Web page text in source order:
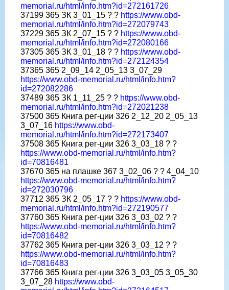
memorial.ru/html/info.htm?id=272161726
37199 365 ЗК 3_01_15 ? ? https://www.obd-
memorial.ru/html/info.htm?id=272079743
37229 365 ЗК 2_07_15 ? ? https://www.obd-
memorial.ru/html/info.htm?id=272080166
37305 365 ЗК 3_01_18 ? ? https://www.obd-
memorial.ru/html/info.htm?id=272124354
37365 365 2_09_14 2_05_13 3_07_29
https://www.obd-memorial.ru/html/info.htm?
id=272082286
37489 365 ЗК 1_11_25 ? ? https://www.obd-
memorial.ru/html/info.htm?id=272021238
37500 365 Книга рег-ции 326 2_12_20 2_05_13
3_07_16 https://www.obd-
memorial.ru/html/info.htm?id=272173407
37508 365 Книга рег-ции 326 3_03_18 ? ?
https://www.obd-memorial.ru/html/info.htm?
id=70816481
37670 365 на плашке 367 3_02_06 ? ? 4_04_10
https://www.obd-memorial.ru/html/info.htm?
id=272030796
37712 365 ЗК 2_05_17 ? ? https://www.obd-
memorial.ru/html/info.htm?id=272190577
37760 365 Книга рег-ции 326 3_03_02 ? ?
https://www.obd-memorial.ru/html/info.htm?
id=70816482
37762 365 Книга рег-ции 326 3_03_12 ? ?
https://www.obd-memorial.ru/html/info.htm?
id=70816483
37766 365 Книга рег-ции 326 3_03_05 3_05_30
3_07_28 https://www.obd-